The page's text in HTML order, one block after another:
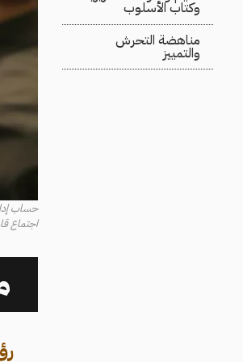
وكتاب الأسلوب
مناهضة التحرش
والتمييز
حساب
اجتماع